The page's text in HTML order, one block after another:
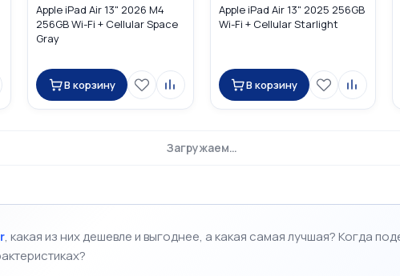
Apple iPad Air 13" 2026 M4
256GB Wi-Fi + Cellular Space
Gray
В корзину
Apple iPad Air 13" 2025 256GB
Wi-Fi + Cellular Starlight
В корзину